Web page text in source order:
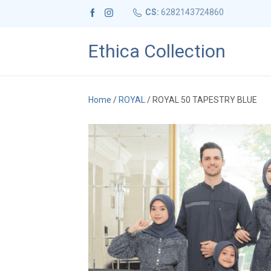
CS: 6282143724860
Ethica Collection
Home / ROYAL/ ROYAL 50 TAPESTRY BLUE